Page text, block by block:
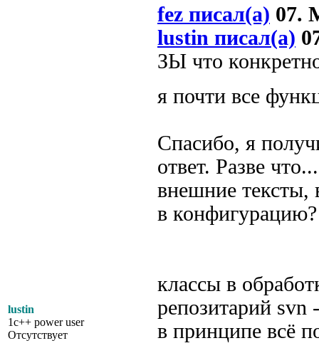
lustin
1c++ power user
Отсутствует
fez писал(а) 07.
lustin писал(а)
ЗЫ что
я почти все
Спасибо, я
ответ. Разве
внешние тексты,
в
классы в
репозитарий
в принципе всё